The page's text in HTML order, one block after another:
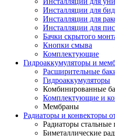
Инсталляции для
Инсталляции для
Инсталляции для
Бачки скрытого
Кнопки смыва
Комплектующие
Гидроаккумуляторы и
Расширительные
Гидроаккумуляторы
Комбинированные
Комплектующие и
Мембраны
Радиаторы и конвекторы
Радиаторы стальные
Биметаллические